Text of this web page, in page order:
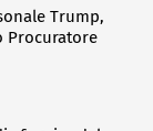
Trump,
Procuratore